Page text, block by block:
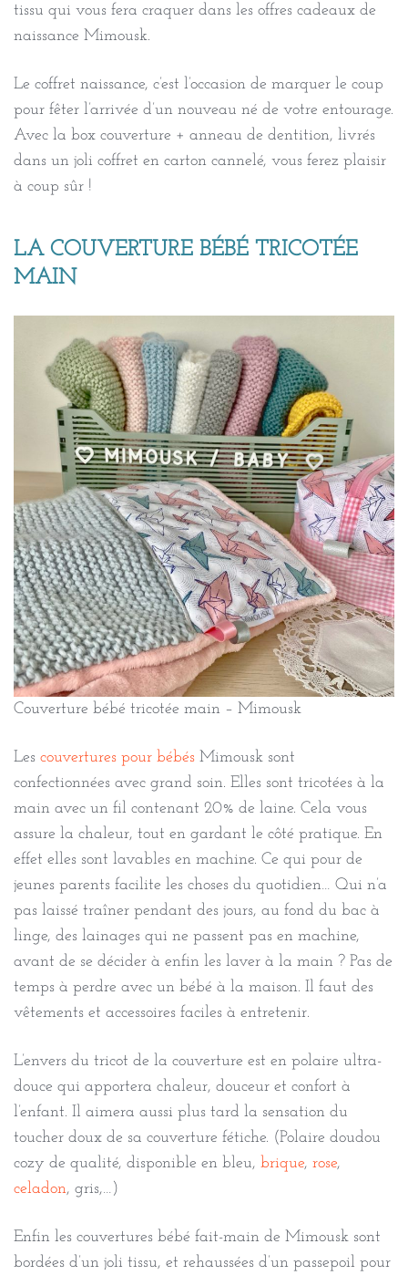
tissu qui vous fera craquer dans les offres cadeaux de
naissance Mimousk.
Le coffret naissance, c’est l’occasion de marquer le coup
pour fêter l’arrivée d’un nouveau né de votre entourage.
Avec la box couverture + anneau de dentition, livrés
dans un joli coffret en carton cannelé, vous ferez plaisir
à coup sûr !
LA COUVERTURE BÉBÉ TRICOTÉE
MAIN
Couverture bébé tricotée main – Mimousk
Les couvertures pour bébés Mimousk sont
confectionnées avec grand soin. Elles sont tricotées à la
main avec un fil contenant 20% de laine. Cela vous
assure la chaleur, tout en gardant le côté pratique. En
effet elles sont lavables en machine. Ce qui pour de
jeunes parents facilite les choses du quotidien… Qui n’a
pas laissé traîner pendant des jours, au fond du bac à
linge, des lainages qui ne passent pas en machine,
avant de se décider à enfin les laver à la main ? Pas de
temps à perdre avec un bébé à la maison. Il faut des
vêtements et accessoires faciles à entretenir.
L’envers du tricot de la couverture est en polaire ultra-
douce qui apportera chaleur, douceur et confort à
l’enfant. Il aimera aussi plus tard la sensation du
toucher doux de sa couverture fétiche. (Polaire doudou
cozy de qualité, disponible en bleu, brique, rose,
celadon, gris,…)
Enfin les couvertures bébé fait-main de Mimousk sont
bordées d’un joli tissu, et rehaussées d’un passepoil pour